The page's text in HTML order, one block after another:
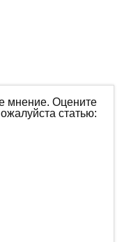
мнение. Оцените
статью: